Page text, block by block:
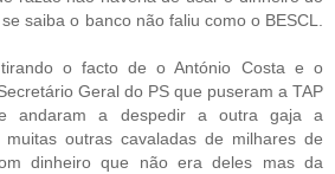
saiba o banco não faliu como o BESCL.
o facto de o António Costa e o
Geral do PS que puseram a TAP
andaram a despedir a outra gaja a
outras cavaladas de milhares de
dinheiro que não era deles mas da